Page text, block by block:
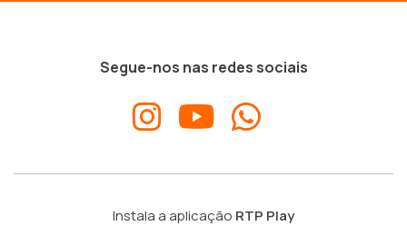
Segue-nos nas redes sociais
Instala a aplicação RTP Play